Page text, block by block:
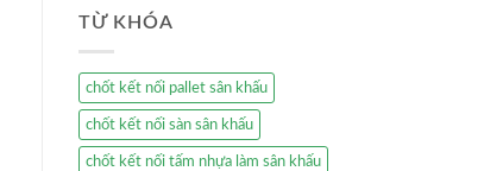
TỪ KHÓA
chốt kết nối pallet sân khấu
chốt kết nối sàn sân khấu
chốt kết nối tấm nhựa làm sân khấu